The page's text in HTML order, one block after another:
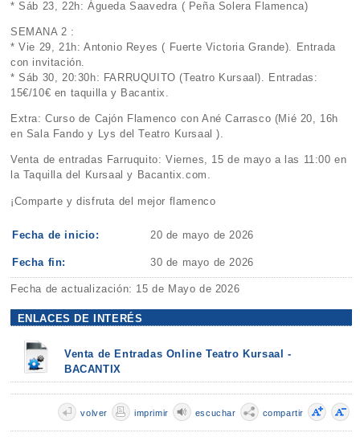
* Sáb 23, 22h: Águeda Saavedra ( Peña Solera Flamenca)
SEMANA 2 :
* Vie 29, 21h: Antonio Reyes ( Fuerte Victoria Grande). Entrada
con invitación.
* Sáb 30, 20:30h: FARRUQUITO (Teatro Kursaal). Entradas:
15€/10€ en taquilla y Bacantix.
Extra: Curso de Cajón Flamenco con Ané Carrasco (Mié 20, 16h
en Sala Fando y Lys del Teatro Kursaal ).
Venta de entradas Farruquito: Viernes, 15 de mayo a las 11:00 en
la Taquilla del Kursaal y Bacantix.com.
¡Comparte y disfruta del mejor flamenco
Fecha de inicio: 20 de mayo de 2026
Fecha fin: 30 de mayo de 2026
Fecha de actualización: 15 de Mayo de 2026
ENLACES DE INTERÉS
Venta de Entradas Online Teatro Kursaal -
BACANTIX
compartir
escuchar
imprimir
volver